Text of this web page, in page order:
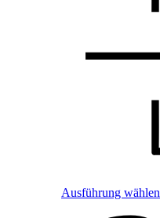
Ausführung wählen